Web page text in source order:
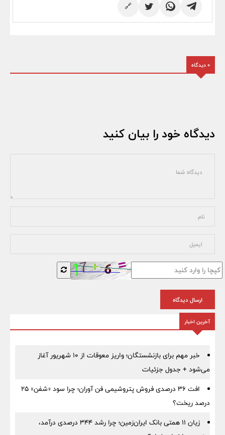
🔗
0 دیدگاه
دیدگاه خود را بیان کنید
ارسال دیدگاه
آخرین اخبار
خبر مهم برای بازنشستگان؛ واریز معوقات از ۱۰ شهریور آغاز
می‌شود + جدول جزئیات
افت ۳۶ درصدی فروش پتروشیمی فن آوران؛ چرا سود «شفن» ۲۵
درصد ریخت؟
زیان ۱۱ همتی بانک ایران‌زمین؛ چرا رشد ۳۴۴ درصدی درآمد،